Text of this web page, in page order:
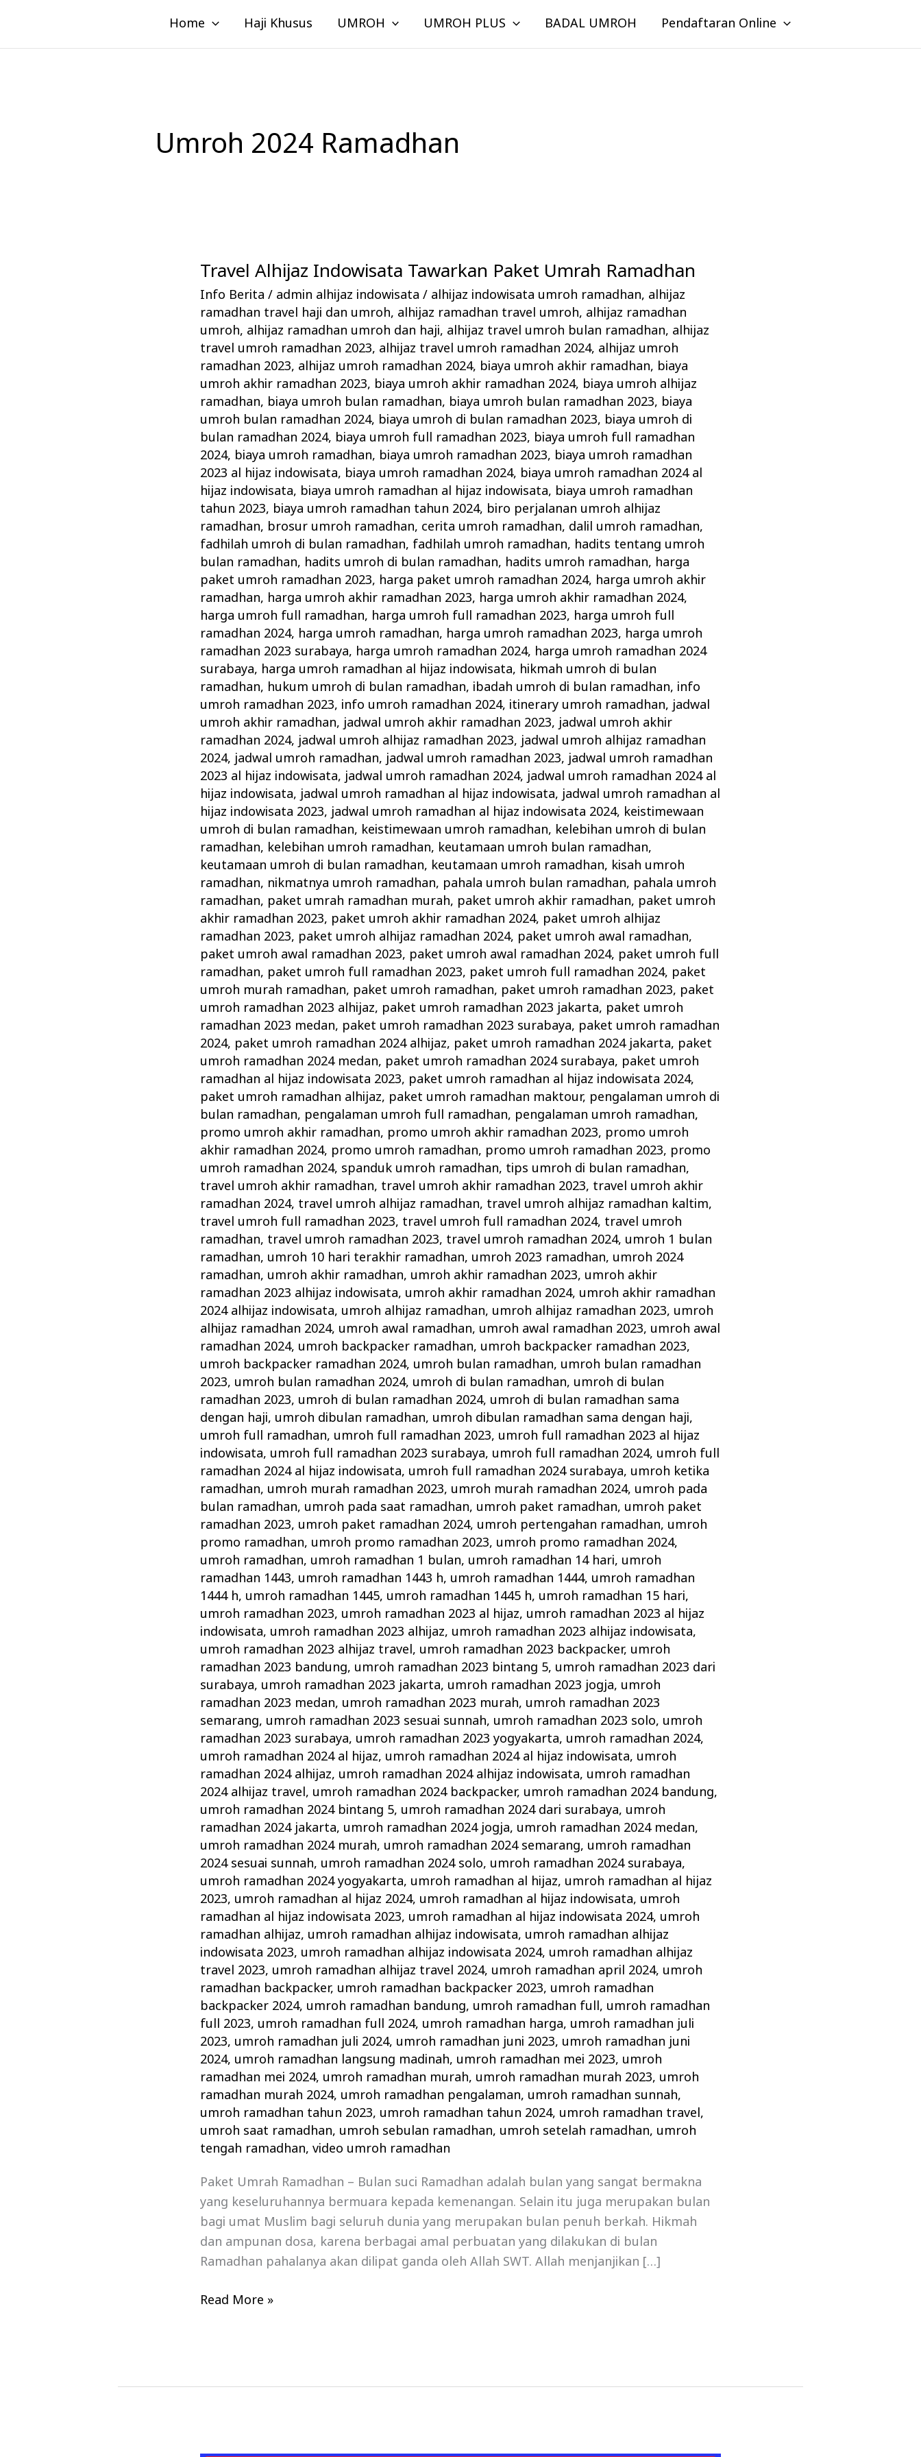
konten
Home Haji Khusus UMROH UMROH PLUS BADAL UMROH Pendaftaran Online
Umroh 2024 Ramadhan
Travel Alhijaz Indowisata Tawarkan Paket Umrah Ramadhan
Info Berita / admin alhijaz indowisata/ alhijaz indowisata umroh ramadhan, alhijaz
ramadhan travel haji dan umroh, alhijaz ramadhan travel umroh, alhijaz ramadhan
umroh, alhijaz ramadhan umroh dan haji, alhijaz travel umroh bulan ramadhan, alhijaz
travel umroh ramadhan 2023, alhijaz travel umroh ramadhan 2024, alhijaz umroh
ramadhan 2023, alhijaz umroh ramadhan 2024, biaya umroh akhir ramadhan, biaya
umroh akhir ramadhan 2023, biaya umroh akhir ramadhan 2024, biaya umroh alhijaz
ramadhan, biaya umroh bulan ramadhan, biaya umroh bulan ramadhan 2023, biaya
umroh bulan ramadhan 2024, biaya umroh di bulan ramadhan 2023, biaya umroh di
bulan ramadhan 2024, biaya umroh full ramadhan 2023, biaya umroh full ramadhan
2024, biaya umroh ramadhan, biaya umroh ramadhan 2023, biaya umroh ramadhan
2023 al hijaz indowisata, biaya umroh ramadhan 2024, biaya umroh ramadhan 2024 al
hijaz indowisata, biaya umroh ramadhan al hijaz indowisata, biaya umroh ramadhan
tahun 2023, biaya umroh ramadhan tahun 2024, biro perjalanan umroh alhijaz
ramadhan, brosur umroh ramadhan, cerita umroh ramadhan, dalil umroh ramadhan,
fadhilah umroh di bulan ramadhan, fadhilah umroh ramadhan, hadits tentang umroh
bulan ramadhan, hadits umroh di bulan ramadhan, hadits umroh ramadhan, harga
paket umroh ramadhan 2023, harga paket umroh ramadhan 2024, harga umroh akhir
ramadhan, harga umroh akhir ramadhan 2023, harga umroh akhir ramadhan 2024,
harga umroh full ramadhan, harga umroh full ramadhan 2023, harga umroh full
ramadhan 2024, harga umroh ramadhan, harga umroh ramadhan 2023, harga umroh
ramadhan 2023 surabaya, harga umroh ramadhan 2024, harga umroh ramadhan 2024
surabaya, harga umroh ramadhan al hijaz indowisata, hikmah umroh di bulan
ramadhan, hukum umroh di bulan ramadhan, ibadah umroh di bulan ramadhan, info
umroh ramadhan 2023, info umroh ramadhan 2024, itinerary umroh ramadhan, jadwal
umroh akhir ramadhan, jadwal umroh akhir ramadhan 2023, jadwal umroh akhir
ramadhan 2024, jadwal umroh alhijaz ramadhan 2023, jadwal umroh alhijaz ramadhan
2024, jadwal umroh ramadhan, jadwal umroh ramadhan 2023, jadwal umroh ramadhan
2023 al hijaz indowisata, jadwal umroh ramadhan 2024, jadwal umroh ramadhan 2024 al
hijaz indowisata, jadwal umroh ramadhan al hijaz indowisata, jadwal umroh ramadhan al
hijaz indowisata 2023, jadwal umroh ramadhan al hijaz indowisata 2024, keistimewaan
umroh di bulan ramadhan, keistimewaan umroh ramadhan, kelebihan umroh di bulan
ramadhan, kelebihan umroh ramadhan, keutamaan umroh bulan ramadhan,
keutamaan umroh di bulan ramadhan, keutamaan umroh ramadhan, kisah umroh
ramadhan, nikmatnya umroh ramadhan, pahala umroh bulan ramadhan, pahala umroh
ramadhan, paket umrah ramadhan murah, paket umroh akhir ramadhan, paket umroh
akhir ramadhan 2023, paket umroh akhir ramadhan 2024, paket umroh alhijaz
ramadhan 2023, paket umroh alhijaz ramadhan 2024, paket umroh awal ramadhan,
paket umroh awal ramadhan 2023, paket umroh awal ramadhan 2024, paket umroh full
ramadhan, paket umroh full ramadhan 2023, paket umroh full ramadhan 2024, paket
umroh murah ramadhan, paket umroh ramadhan, paket umroh ramadhan 2023, paket
umroh ramadhan 2023 alhijaz, paket umroh ramadhan 2023 jakarta, paket umroh
ramadhan 2023 medan, paket umroh ramadhan 2023 surabaya, paket umroh ramadhan
2024, paket umroh ramadhan 2024 alhijaz, paket umroh ramadhan 2024 jakarta, paket
umroh ramadhan 2024 medan, paket umroh ramadhan 2024 surabaya, paket umroh
ramadhan al hijaz indowisata 2023, paket umroh ramadhan al hijaz indowisata 2024,
paket umroh ramadhan alhijaz, paket umroh ramadhan maktour, pengalaman umroh di
bulan ramadhan, pengalaman umroh full ramadhan, pengalaman umroh ramadhan,
promo umroh akhir ramadhan, promo umroh akhir ramadhan 2023, promo umroh
akhir ramadhan 2024, promo umroh ramadhan, promo umroh ramadhan 2023, promo
umroh ramadhan 2024, spanduk umroh ramadhan, tips umroh di bulan ramadhan,
travel umroh akhir ramadhan, travel umroh akhir ramadhan 2023, travel umroh akhir
ramadhan 2024, travel umroh alhijaz ramadhan, travel umroh alhijaz ramadhan kaltim,
travel umroh full ramadhan 2023, travel umroh full ramadhan 2024, travel umroh
ramadhan, travel umroh ramadhan 2023, travel umroh ramadhan 2024, umroh 1 bulan
ramadhan, umroh 10 hari terakhir ramadhan, umroh 2023 ramadhan, umroh 2024
ramadhan, umroh akhir ramadhan, umroh akhir ramadhan 2023, umroh akhir
ramadhan 2023 alhijaz indowisata, umroh akhir ramadhan 2024, umroh akhir ramadhan
2024 alhijaz indowisata, umroh alhijaz ramadhan, umroh alhijaz ramadhan 2023, umroh
alhijaz ramadhan 2024, umroh awal ramadhan, umroh awal ramadhan 2023, umroh awal
ramadhan 2024, umroh backpacker ramadhan, umroh backpacker ramadhan 2023,
umroh backpacker ramadhan 2024, umroh bulan ramadhan, umroh bulan ramadhan
2023, umroh bulan ramadhan 2024, umroh di bulan ramadhan, umroh di bulan
ramadhan 2023, umroh di bulan ramadhan 2024, umroh di bulan ramadhan sama
dengan haji, umroh dibulan ramadhan, umroh dibulan ramadhan sama dengan haji,
umroh full ramadhan, umroh full ramadhan 2023, umroh full ramadhan 2023 al hijaz
indowisata, umroh full ramadhan 2023 surabaya, umroh full ramadhan 2024, umroh full
ramadhan 2024 al hijaz indowisata, umroh full ramadhan 2024 surabaya, umroh ketika
ramadhan, umroh murah ramadhan 2023, umroh murah ramadhan 2024, umroh pada
bulan ramadhan, umroh pada saat ramadhan, umroh paket ramadhan, umroh paket
ramadhan 2023, umroh paket ramadhan 2024, umroh pertengahan ramadhan, umroh
promo ramadhan, umroh promo ramadhan 2023, umroh promo ramadhan 2024,
umroh ramadhan, umroh ramadhan 1 bulan, umroh ramadhan 14 hari, umroh
ramadhan 1443, umroh ramadhan 1443 h, umroh ramadhan 1444, umroh ramadhan
1444 h, umroh ramadhan 1445, umroh ramadhan 1445 h, umroh ramadhan 15 hari,
umroh ramadhan 2023, umroh ramadhan 2023 al hijaz, umroh ramadhan 2023 al hijaz
indowisata, umroh ramadhan 2023 alhijaz, umroh ramadhan 2023 alhijaz indowisata,
umroh ramadhan 2023 alhijaz travel, umroh ramadhan 2023 backpacker, umroh
ramadhan 2023 bandung, umroh ramadhan 2023 bintang 5, umroh ramadhan 2023 dari
surabaya, umroh ramadhan 2023 jakarta, umroh ramadhan 2023 jogja, umroh
ramadhan 2023 medan, umroh ramadhan 2023 murah, umroh ramadhan 2023
semarang, umroh ramadhan 2023 sesuai sunnah, umroh ramadhan 2023 solo, umroh
ramadhan 2023 surabaya, umroh ramadhan 2023 yogyakarta, umroh ramadhan 2024,
umroh ramadhan 2024 al hijaz, umroh ramadhan 2024 al hijaz indowisata, umroh
ramadhan 2024 alhijaz, umroh ramadhan 2024 alhijaz indowisata, umroh ramadhan
2024 alhijaz travel, umroh ramadhan 2024 backpacker, umroh ramadhan 2024 bandung,
umroh ramadhan 2024 bintang 5, umroh ramadhan 2024 dari surabaya, umroh
ramadhan 2024 jakarta, umroh ramadhan 2024 jogja, umroh ramadhan 2024 medan,
umroh ramadhan 2024 murah, umroh ramadhan 2024 semarang, umroh ramadhan
2024 sesuai sunnah, umroh ramadhan 2024 solo, umroh ramadhan 2024 surabaya,
umroh ramadhan 2024 yogyakarta, umroh ramadhan al hijaz, umroh ramadhan al hijaz
2023, umroh ramadhan al hijaz 2024, umroh ramadhan al hijaz indowisata, umroh
ramadhan al hijaz indowisata 2023, umroh ramadhan al hijaz indowisata 2024, umroh
ramadhan alhijaz, umroh ramadhan alhijaz indowisata, umroh ramadhan alhijaz
indowisata 2023, umroh ramadhan alhijaz indowisata 2024, umroh ramadhan alhijaz
travel 2023, umroh ramadhan alhijaz travel 2024, umroh ramadhan april 2024, umroh
ramadhan backpacker, umroh ramadhan backpacker 2023, umroh ramadhan
backpacker 2024, umroh ramadhan bandung, umroh ramadhan full, umroh ramadhan
full 2023, umroh ramadhan full 2024, umroh ramadhan harga, umroh ramadhan juli
2023, umroh ramadhan juli 2024, umroh ramadhan juni 2023, umroh ramadhan juni
2024, umroh ramadhan langsung madinah, umroh ramadhan mei 2023, umroh
ramadhan mei 2024, umroh ramadhan murah, umroh ramadhan murah 2023, umroh
ramadhan murah 2024, umroh ramadhan pengalaman, umroh ramadhan sunnah,
umroh ramadhan tahun 2023, umroh ramadhan tahun 2024, umroh ramadhan travel,
umroh saat ramadhan, umroh sebulan ramadhan, umroh setelah ramadhan, umroh
tengah ramadhan,video umroh ramadhan
Paket Umrah Ramadhan – Bulan suci Ramadhan adalah bulan yang sangat bermakna
yang keseluruhannya bermuara kepada kemenangan. Selain itu juga merupakan bulan
bagi umat Muslim bagi seluruh dunia yang merupakan bulan penuh berkah. Hikmah
dan ampunan dosa, karena berbagai amal perbuatan yang dilakukan di bulan
Ramadhan pahalanya akan dilipat ganda oleh Allah SWT. Allah menjanjikan […]
Travel
Alhijaz
Indowisata
Tawarkan
Paket
Umrah
Ramadhan
Read More »